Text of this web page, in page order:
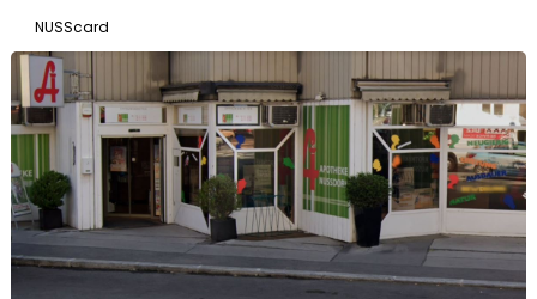
NUSScard